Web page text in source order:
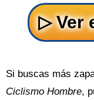
Si buscas más
Ciclismo Hombre,